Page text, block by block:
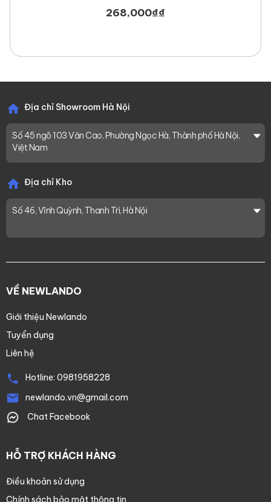
268,000₫₫
Địa chỉ Showroom Hà Nội
Số 45 ngõ 103 Văn Cao, Phường Ngọc Hà, Thành phố Hà Nội,
Việt Nam
Địa chỉ Kho
Số 46, Vĩnh Quỳnh, Thanh Trì, Hà Nội
VỀ NEWLANDO
Giới thiệu Newlando
Tuyển dụng
Liên hệ
Hotline: 0981958228
newlando.vn@gmail.com
Chat Facebook
HỖ TRỢ KHÁCH HÀNG
Điều khoản sử dụng
Chính sách bảo mật thông tin